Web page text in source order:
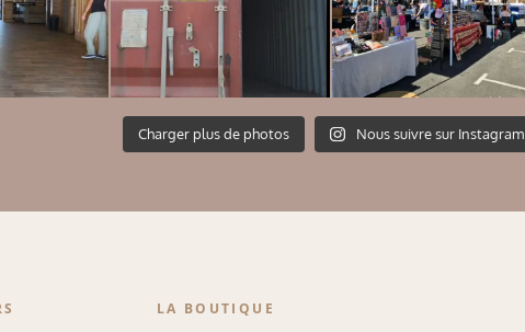
Charger plus de photos Nous suivre sur Instagram
LA BOUTIQUE